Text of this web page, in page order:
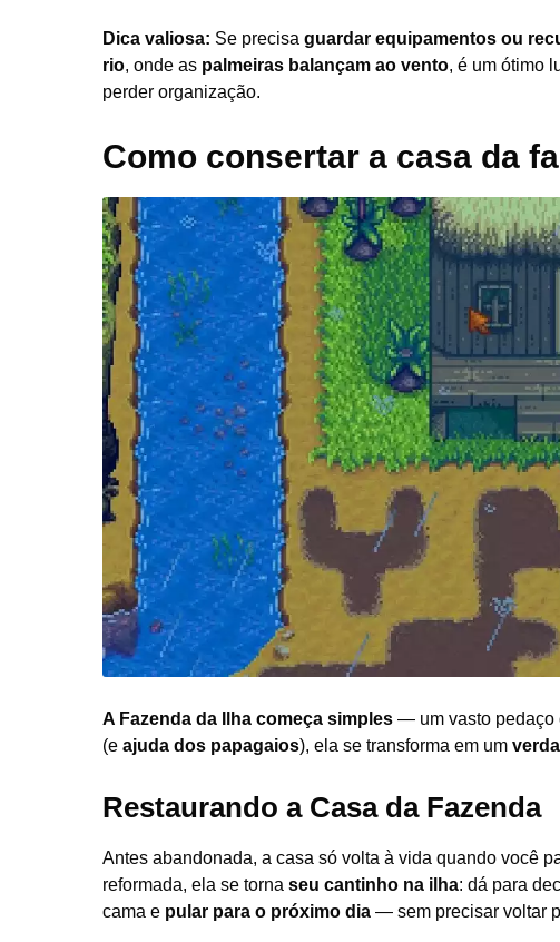
Dica valiosa: Se precisa guardar equipamentos ou
rio, onde as palmeiras balançam ao vento, é um ótimo
perder organização.
Como consertar a casa da
A Fazenda da Ilha começa simples — um vasto pedaço
(e ajuda dos papagaios), ela se transforma em um
Restaurando a Casa da Fazenda
Antes abandonada, a casa só volta à vida quando você
reformada, ela se torna seu cantinho na ilha: dá para
cama e pular para o próximo dia — sem precisar voltar